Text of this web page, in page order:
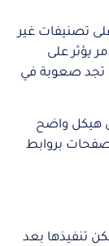
تصنيفات غير
يؤثر على
تجد صعوبة في
هيكل واضح
بروابط
تنفيذها بعد